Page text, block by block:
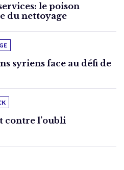
le poison
du nettoyage
syriens face au défi de
contre l’oubli